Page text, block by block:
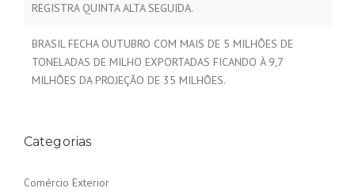
REGISTRA QUINTA ALTA SEGUIDA.
BRASIL FECHA OUTUBRO COM MAIS DE 5 MILHÕES DE
TONELADAS DE MILHO EXPORTADAS FICANDO À 9,7
MILHÕES DA PROJEÇÃO DE 35 MILHÕES.
Categorias
Comércio Exterior